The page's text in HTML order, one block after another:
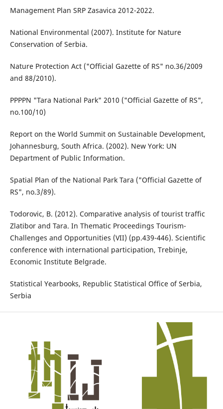
Management Plan SRP Zasavica 2012-2022.
National Environmental (2007). Institute for Nature
Conservation of Serbia.
Nature Protection Act ("Official Gazette of RS" no.36/2009
and 88/2010).
PPPPN "Tara National Park" 2010 ("Official Gazette of RS",
no.100/10)
Report on the World Summit on Sustainable Development,
Johannesburg, South Africa. (2002). New York: UN
Department of Public Information.
Spatial Plan of the National Park Tara ("Official Gazette of
RS", no.3/89).
Todorovic, B. (2012). Comparative analysis of tourist traffic
Zlatibor and Tara. In Thematic Proceedings Tourism-
Challenges and Opportunities (VII) (pp.439-446). Scientific
conference with international participation, Trebinje,
Economic Institute Belgrade.
Statistical Yearbooks, Republic Statistical Office of Serbia,
Serbia